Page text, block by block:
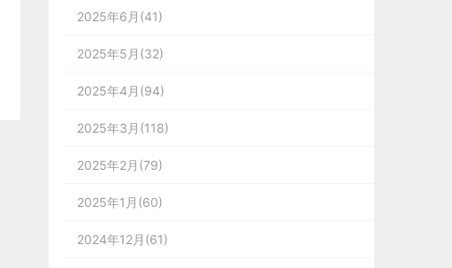
2025年6月(41)
2025年5月(32)
2025年4月(94)
2025年3月(118)
2025年2月(79)
2025年1月(60)
2024年12月(61)